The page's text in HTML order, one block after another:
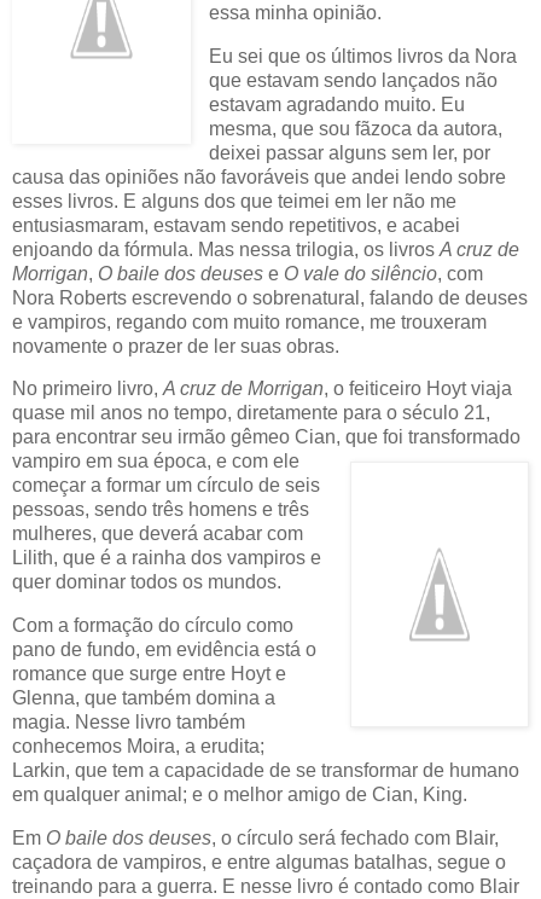
essa minha opinião.
Eu sei que os últimos livros da Nora
que estavam sendo lançados não
estavam agradando muito. Eu
mesma, que sou fãzoca da autora,
deixei passar alguns sem ler, por
causa das opiniões não favoráveis que andei lendo sobre
esses livros. E alguns dos que teimei em ler não me
entusiasmaram, estavam sendo repetitivos, e acabei
enjoando da fórmula. Mas nessa trilogia, os livros A cruz de
Morrigan, O baile dos deuses e O vale do silêncio, com
Nora Roberts escrevendo o sobrenatural, falando de deuses
e vampiros, regando com muito romance, me trouxeram
novamente o prazer de ler suas obras.
No primeiro livro,A cruz de Morrigan, o feiticeiro Hoyt viaja
quase mil anos no tempo, diretamente para o século 21,
para encontrar seu irmão gêmeo Cian, que foi transformado
vampiro em sua época, e com ele
começar a formar um círculo de seis
pessoas, sendo três homens e três
mulheres, que deverá acabar com
Lilith, que é a rainha dos vampiros e
quer dominar todos os mundos.
Com a formação do círculo como
pano de fundo, em evidência está o
romance que surge entre Hoyt e
Glenna, que também domina a
magia. Nesse livro também
conhecemos Moira, a erudita;
Larkin, que tem a capacidade de se transformar de humano
em qualquer animal; e o melhor amigo de Cian, King.
Em O baile dos deuses, o círculo será fechado com Blair,
caçadora de vampiros, e entre algumas batalhas, segue o
treinando para a guerra. E nesse livro é contado como Blair